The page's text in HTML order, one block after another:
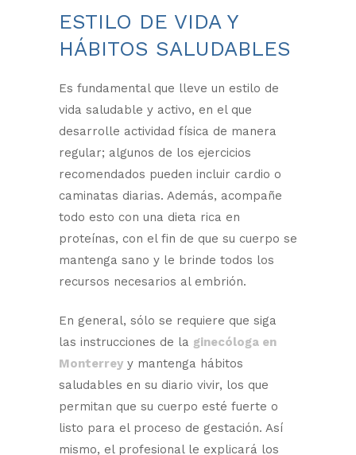
ESTILO DE VIDA Y
HÁBITOS SALUDABLES
Es fundamental que lleve un estilo de
vida saludable y activo, en el que
desarrolle actividad física de manera
regular; algunos de los ejercicios
recomendados pueden incluir cardio o
caminatas diarias. Además, acompañe
todo esto con una dieta rica en
proteínas, con el fin de que su cuerpo se
mantenga sano y le brinde todos los
recursos necesarios al embrión.
En general, sólo se requiere que siga
las instrucciones de la ginecóloga en
Monterrey y mantenga hábitos
saludables en su diario vivir, los que
permitan que su cuerpo esté fuerte o
listo para el proceso de gestación. Así
mismo, el profesional le explicará los